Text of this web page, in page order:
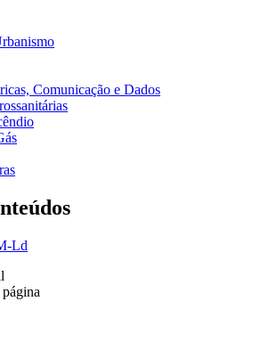
Comunicação e Dados
Ld